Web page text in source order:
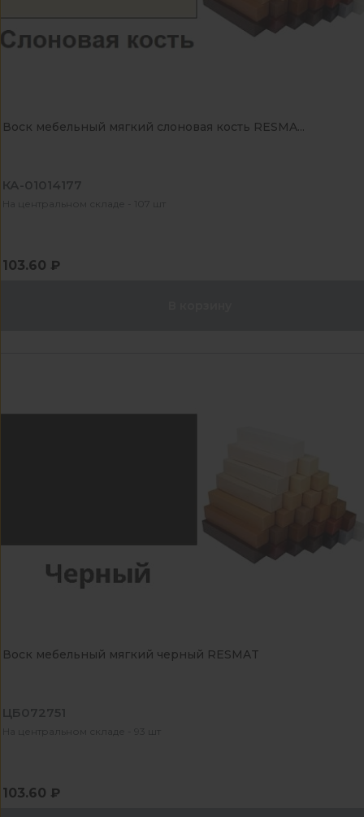
Воск мебельный мягкий слоновая кость RESMA...
КА-01014177
На центральном складе - 107 шт
103.60 ₽
Воск мебельный мягкий черный RESMAT
ЦБ072751
На центральном складе - 93 шт
103.60 ₽